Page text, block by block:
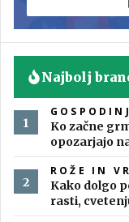
Najbolj
Ko začne
opozarjajo
ROŽE IN
Kako dolgo
rasti,